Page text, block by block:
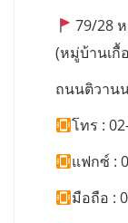
79/28
(หมู่บ้านเกื้
ถนนติวาน
โทร :
แฟกซ์ :
มือถือ :